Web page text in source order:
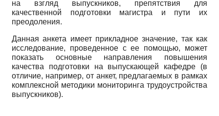
на взгляд выпускников, препятствия для
качественной подготовки магистра и пути их
преодоления.
Данная анкета имеет прикладное значение, так как
исследование, проведенное с ее помощью, может
показать основные направления повышения
качества подготовки на выпускающей кафедре (в
отличие, например, от анкет, предлагаемых в рамках
комплексной методики мониторинга трудоустройства
выпускников).